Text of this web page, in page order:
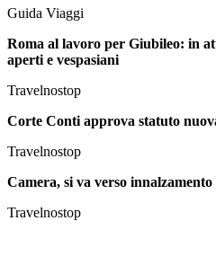
Guida Viaggi
Roma al lavoro per Giubileo: in
aperti e vespasiani
Travelnostop
Corte Conti approva statuto
Travelnostop
Camera, si va verso
Travelnostop